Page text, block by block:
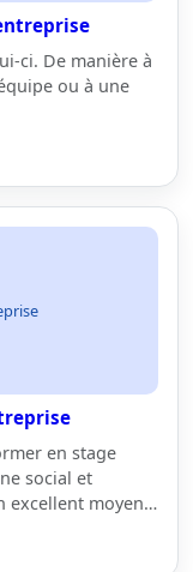
ci. De manière à
ou à une
en stage
social et
excellent moyen…